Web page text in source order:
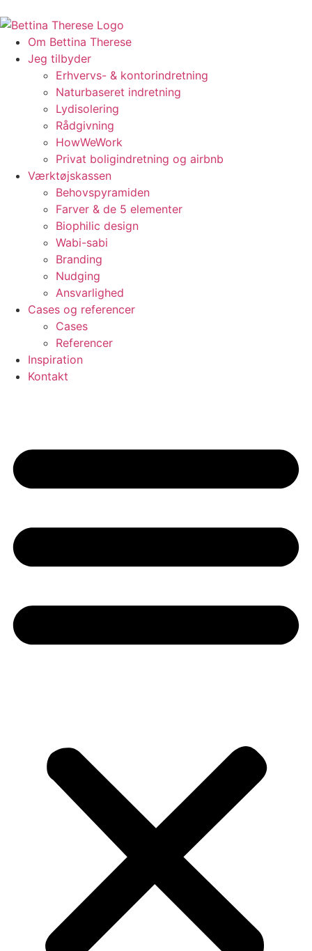
Om Bettina Therese
Jeg tilbyder
Erhvervs- & kontorindretning
Naturbaseret indretning
Lydisolering
Rådgivning
HowWeWork
Privat boligindretning og airbnb
Værktøjskassen
Behovspyramiden
Farver & de 5 elementer
Biophilic design
Wabi-sabi
Branding
Nudging
Ansvarlighed
Cases og referencer
Cases
Referencer
Inspiration
Kontakt